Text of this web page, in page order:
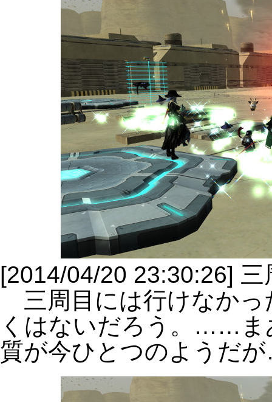
[2014/04/20 23:30:26]
三周目には行けなかっ
くはないだろう。……ま
質が今ひとつのようだ